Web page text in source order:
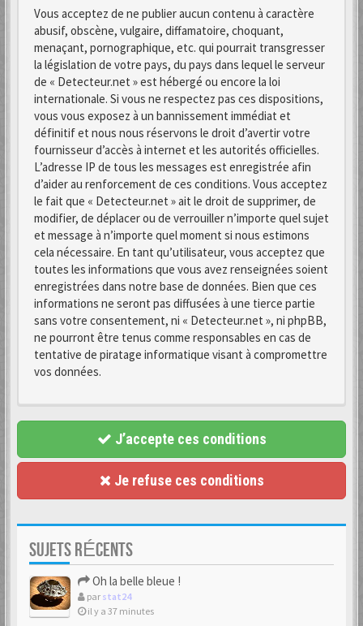
Vous acceptez de ne publier aucun contenu à caractère
abusif, obscène, vulgaire, diffamatoire, choquant,
menaçant, pornographique, etc. qui pourrait transgresser
la législation de votre pays, du pays dans lequel le serveur
de « Detecteur.net » est hébergé ou encore la loi
internationale. Si vous ne respectez pas ces dispositions,
vous vous exposez à un bannissement immédiat et
définitif et nous nous réservons le droit d’avertir votre
fournisseur d’accès à internet et les autorités officielles.
L’adresse IP de tous les messages est enregistrée afin
d’aider au renforcement de ces conditions. Vous acceptez
le fait que « Detecteur.net » ait le droit de supprimer, de
modifier, de déplacer ou de verrouiller n’importe quel sujet
et message à n’importe quel moment si nous estimons
cela nécessaire. En tant qu’utilisateur, vous acceptez que
toutes les informations que vous avez renseignées soient
enregistrées dans notre base de données. Bien que ces
informations ne seront pas diffusées à une tierce partie
sans votre consentement, ni « Detecteur.net », ni phpBB,
ne pourront être tenus comme responsables en cas de
tentative de piratage informatique visant à compromettre
vos données.
J’accepte ces conditions
Je refuse ces conditions
SUJETS RÉCENTS
Oh la belle bleue !
par stat24
il y a 37 minutes